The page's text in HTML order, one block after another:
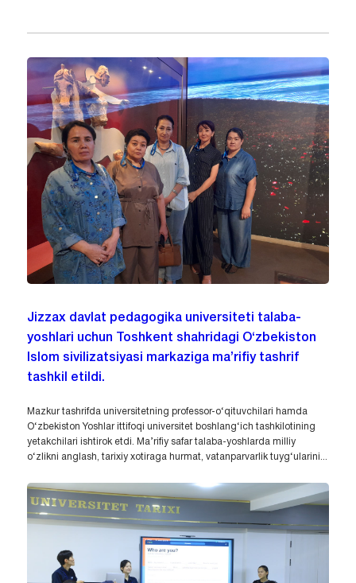
Jizzax davlat pedagogika universiteti talaba-
yoshlari uchun Toshkent shahridagi O‘zbekiston
Islom sivilizatsiyasi markaziga ma’rifiy tashrif
tashkil etildi.
Mazkur tashrifda universitetning professor-o‘qituvchilari hamda
O‘zbekiston Yoshlar ittifoqi universitet boshlang‘ich tashkilotining
yetakchilari ishtirok etdi. Ma’rifiy safar talaba-yoshlarda milliy
o‘zlikni anglash, tarixiy xotiraga hurmat, vatanparvarlik tuyg‘ularini...